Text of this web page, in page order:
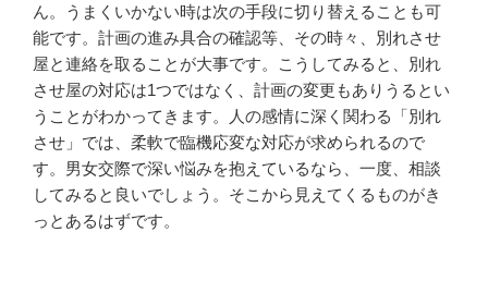
ん。うまくいかない時は次の手段に切り替えることも可
能です。計画の進み具合の確認等、その時々、別れさせ
屋と連絡を取ることが大事です。こうしてみると、別れ
させ屋の対応は1つではなく、計画の変更もありうるとい
うことがわかってきます。人の感情に深く関わる「別れ
させ」では、柔軟で臨機応変な対応が求められるので
す。男女交際で深い悩みを抱えているなら、一度、相談
してみると良いでしょう。そこから見えてくるものがき
っとあるはずです。